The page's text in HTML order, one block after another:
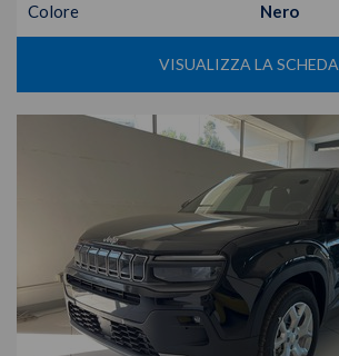
Colore
Nero
VISUALIZZA LA SCHEDA